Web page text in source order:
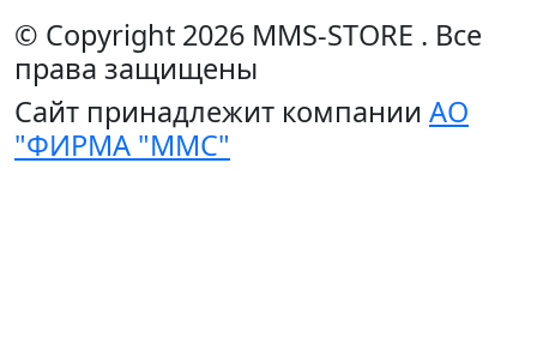
© Copyright 2026 MMS-STORE . Все
права защищены
Сайт принадлежит компании АО
"ФИРМА "ММС"